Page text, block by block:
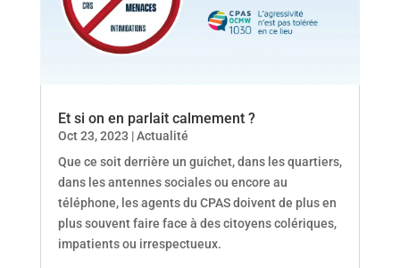
Et si on en parlait calmement ?
Oct 23, 2023 |Actualité
Que ce soit derrière un guichet, dans les quartiers,
dans les antennes sociales ou encore au
téléphone, les agents du CPAS doivent de plus en
plus souvent faire face à des citoyens colériques,
impatients ou irrespectueux.